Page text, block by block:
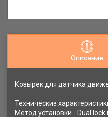
Описание
Козырек для датчика
Технические
Метод установки - Dual lock